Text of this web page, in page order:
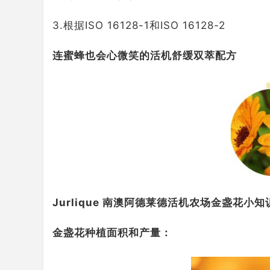
3.根据ISO 16128-1和ISO 16128-2
连蜜蜂也会心微笑的活机舒缓双萃配方
Jurlique 南澳阿德莱德活机农场金盏花小知
金盏花种植面积和产量：